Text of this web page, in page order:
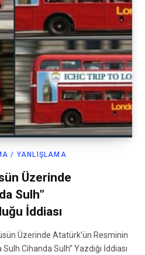
/ YANLIŞLAMA
Üzerinde
Sulh”
İddiası
Üzerinde Atatürk’ün Resminin
Cihanda Sulh” Yazdığı İddiası